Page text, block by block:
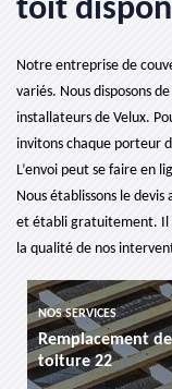
toit
Notre entreprise de
variés. Nous disposons
installateurs de Velux.
invitons chaque porteur
L’envoi peut se faire en
Nous établissons le
et établi gratuitement. Il
la qualité de nos
de
22